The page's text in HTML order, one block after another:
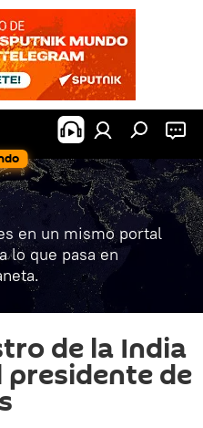
en un mismo portal
lo que pasa en
de la India
presidente de